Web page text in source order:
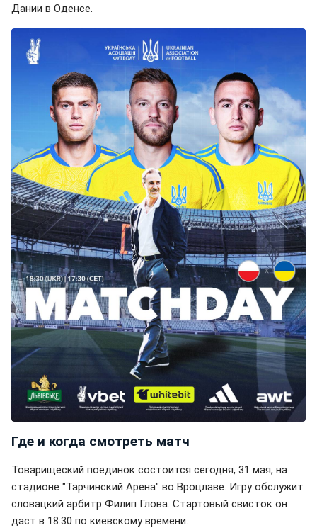
Дании в Оденсе.
Где и когда смотреть матч
Товарищеский поединок состоится сегодня, 31 мая, на
стадионе "Тарчинский Арена" во Вроцлаве. Игру обслужит
словацкий арбитр Филип Глова. Стартовый свисток он
даст в 18:30 по киевскому времени.